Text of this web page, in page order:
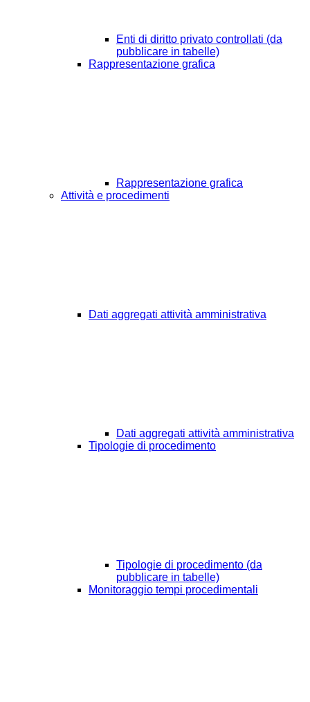
Enti di diritto privato controllati (da
pubblicare in tabelle)
Rappresentazione grafica
Rappresentazione grafica
Attività e procedimenti
Dati aggregati attività amministrativa
Dati aggregati attività amministrativa
Tipologie di procedimento
Tipologie di procedimento (da
pubblicare in tabelle)
Monitoraggio tempi procedimentali